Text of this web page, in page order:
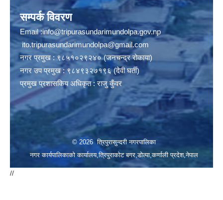
सम्पर्क विवरण
Email :info@tripurasundarimundolpa.gov.np
ito.tripurasundarimundolpa@gmail.com
नगर प्रमुख : ९८५१०२९२४० (जनचन्द्र रोकाया)
नगर उप प्रमुख : ९८४९३२७१९६ (देवी घर्ती)
प्रमुख प्रशासकिय अधिकृत : राजु कुँवर
© 2026 त्रिपुरासुन्दरी नगरपालिका
नगर कार्यपालिकाको कार्यालय,त्रिपुराकोट बगर,डोल्पा,कर्णाली प्रदेश,नेपाल
//